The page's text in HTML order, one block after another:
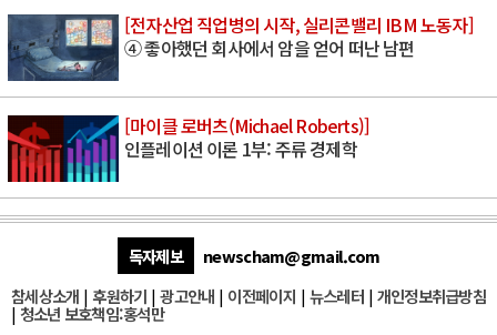
[전자산업 직업병의 시작, 실리콘밸리 IBM 노동자]
④ 좋아했던 회사에서 암을 얻어 떠난 남편
[마이클 로버츠(Michael Roberts)]
인플레이션 이론 1부: 주류 경제학
독자제보
newscham@gmail.com
참세상소개 | 후원하기 |광고안내 | 이전페이지 | 뉴스레터| 개인정보취급방침
| 청소년 보호책임:홍석만